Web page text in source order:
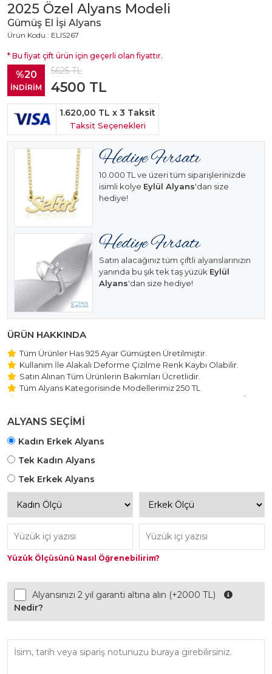
2025 Özel Alyans Modeli
Gümüş El İşi Alyans
Ürün Kodu : ELIS267
* Bu fiyat çift ürün için geçerli olan fiyattır.
%20
İNDİRİM
5625TL
4500 TL
1.620,00 TL x 3 Taksit
Taksit Seçenekleri
10.000 TL ve üzeri tüm siparişlerinizde
isimli kolye Eylül Alyans'dan size
hediye!
Satın alacağınız tüm çiftli alyanslarınızın
yanında bu şık tek taş yüzük Eylül
Alyans'dan size hediye!
ÜRÜN HAKKINDA
Tüm Ürünler Has 925 Ayar Gümüşten Üretilmiştir.
Kullanım İle Alakalı Deforme Çizilme Renk Kaybı Olabilir.
Satın Alınan Tüm Ürünlerin Bakımları Ücretlidir.
Tüm Alyans Kategorisinde Modellerimiz 250 TL
Beştaş Tektaş Kolye ve Bileklik Modellerimiz 150 TL Sabit Ücret
ALYANS SEÇİMİ
Kadın Erkek Alyans
Tek Kadın Alyans
Tek Erkek Alyans
Yüzük Ölçüsünü Nasıl Öğrenebilirim?
Alyansınızı 2 yıl garanti altına alın (+2000 TL)
Nedir?